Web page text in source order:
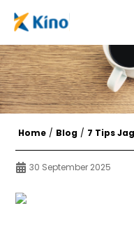
Home / Blog / 7 Tips
30 September 2025